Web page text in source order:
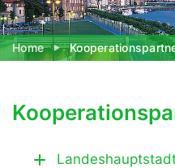
Home